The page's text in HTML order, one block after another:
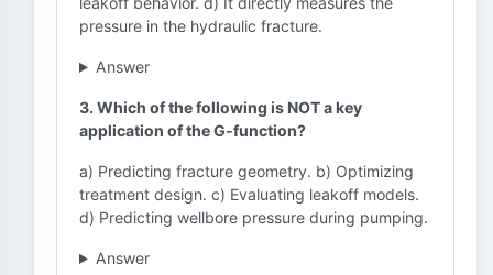
pressure in the hydraulic fracture.
Answer
3. Which of the following is NOT a key
application of the G-function?
a) Predicting fracture geometry. b) Optimizing
treatment design. c) Evaluating leakoff models.
d) Predicting wellbore pressure during pumping.
Answer